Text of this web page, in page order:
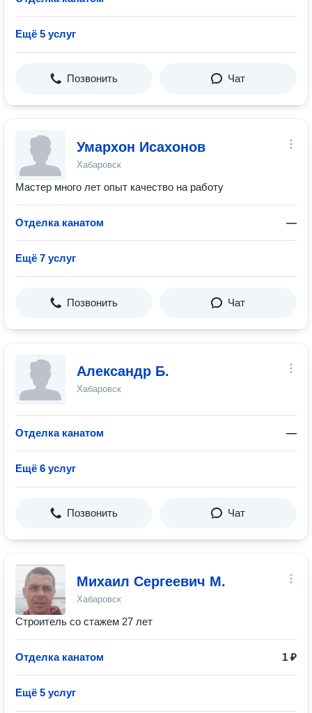
Ещё 5 услуг
Позвонить Чат
Умархон Исахонов
Хабаровск
Мастер много лет опыт качество на работу
Отделка канатом —
Ещё 7 услуг
Позвонить Чат
Александр Б.
Хабаровск
Отделка канатом —
Ещё 6 услуг
Позвонить Чат
Михаил Сергеевич М.
Хабаровск
Строитель со стажем 27 лет
Отделка канатом 1 ₽
Ещё 5 услуг